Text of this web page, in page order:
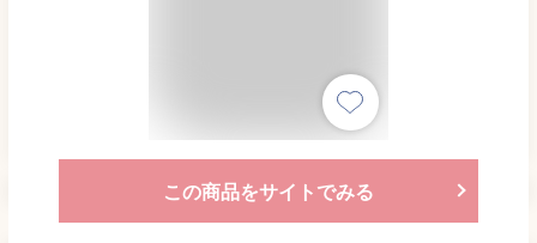
この商品をサイトでみる